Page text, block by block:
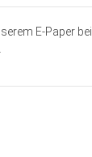
E-Paper bei